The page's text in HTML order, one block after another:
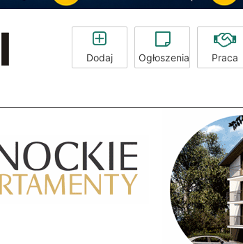
Dodaj Ogłoszenia Praca